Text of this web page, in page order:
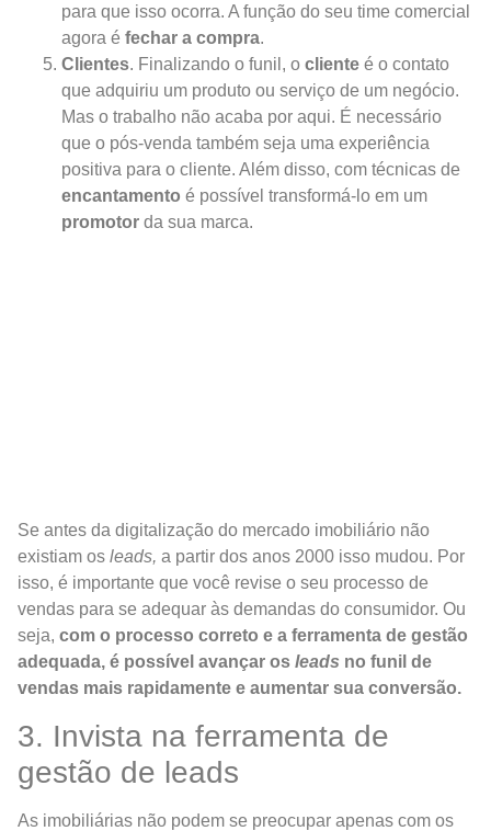
para que isso ocorra. A função do seu time comercial
agora é fechar a compra.
Clientes. Finalizando o funil, o cliente é o contato
que adquiriu um produto ou serviço de um negócio.
Mas o trabalho não acaba por aqui. É necessário
que o pós-venda também seja uma experiência
positiva para o cliente. Além disso, com técnicas de
encantamento é possível transformá-lo em um
promotor da sua marca.
Se antes da digitalização do mercado imobiliário não
existiam os leads, a partir dos anos 2000 isso mudou. Por
isso, é importante que você revise o seu processo de
vendas para se adequar às demandas do consumidor. Ou
seja, com o processo correto e a ferramenta de gestão
adequada, é possível avançar os leads no funil de
vendas mais rapidamente e aumentar sua conversão.
3. Invista na ferramenta de
gestão de leads
As imobiliárias não podem se preocupar apenas com os